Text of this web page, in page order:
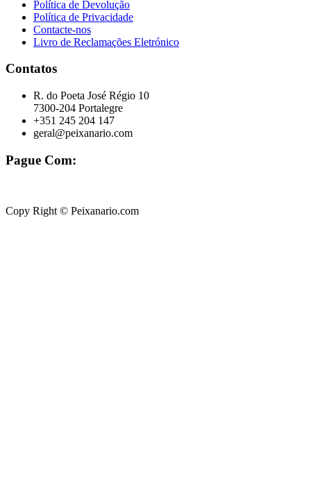
Política de Devolução
Política de Privacidade
Contacte-nos
Livro de Reclamações Eletrónico
Contatos
R. do Poeta José Régio 10
7300-204 Portalegre
+351 245 204 147
geral@peixanario.com
Pague Com:
Copy Right © Peixanario.com